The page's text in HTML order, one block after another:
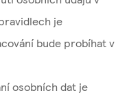
je
bude probíhat v
osobních dat je